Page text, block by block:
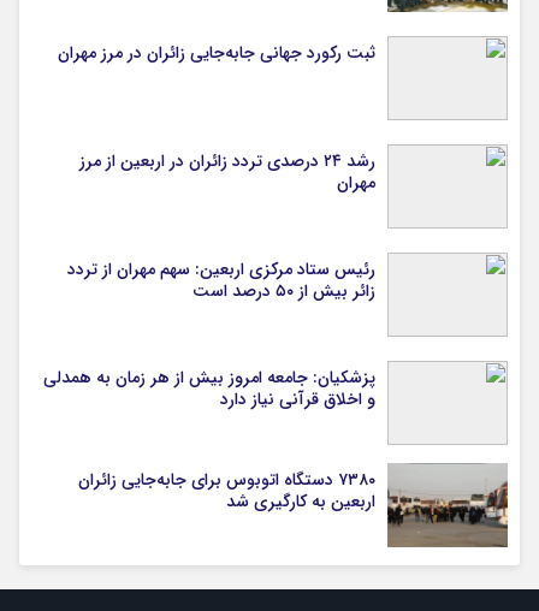
ثبت رکورد جهانی جابه‌جایی زائران در مرز مهران
رشد ۲۴ درصدی تردد زائران در اربعین از مرز
مهران
رئیس ستاد مرکزی اربعین: سهم مهران از تردد
زائر بیش از ۵۰ درصد است
پزشکیان: جامعه امروز بیش از هر زمان به همدلی
و اخلاق قرآنی نیاز دارد
۷۳۸۰ دستگاه اتوبوس برای جابه‌جایی زائران
اربعین به‌ کارگیری شد